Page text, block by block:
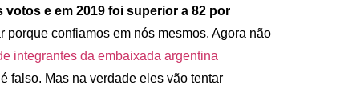
e em 2019 foi superior a 82 por
porque confiamos em nós mesmos. Agora não
integrantes da embaixada argentina
falso. Mas na verdade eles vão tentar